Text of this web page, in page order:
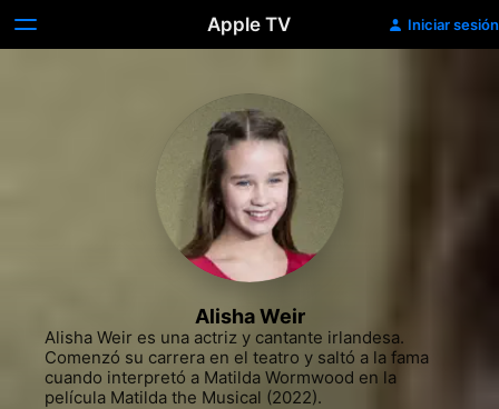
Apple TV Iniciar sesión
Alisha Weir
Alisha Weir es una actriz y cantante irlandesa.
Comenzó su carrera en el teatro y saltó a la fama
cuando interpretó a Matilda Wormwood en la
película Matilda the Musical (2022).